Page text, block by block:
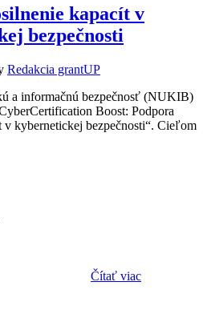
kapacít v
bezpečnosti
Redakcia grantUP
a informačnú bezpečnosť (NUKIB)
Boost: Podpora
kybernetickej bezpečnosti“. Cieľom
Čítať viac